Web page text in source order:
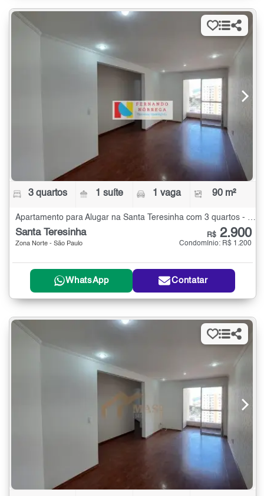
3 quartos 1 suíte 1 vaga 90 m²
Apartamento para Alugar na Santa Teresinha com 3 quartos - 90 m²
Santa Teresinha
Zona Norte - São Paulo
R$ 2.900
Condomínio: R$ 1.200
WhatsApp Contatar